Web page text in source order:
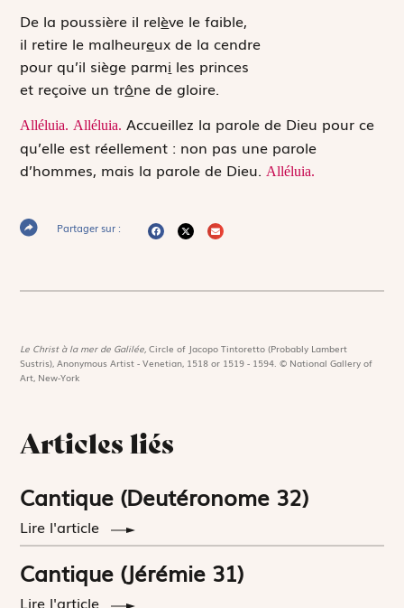
De la poussière il relève le faible,
il retire le malheureux de la cendre
pour qu’il siège parmi les princes
et reçoive un trône de gloire.
Alléluia. Alléluia. Accueillez la parole de Dieu pour ce
qu’elle est réellement : non pas une parole
d’hommes, mais la parole de Dieu.Alléluia.
Partager sur :
Le Christ à la mer de Galilée,Circle of Jacopo Tintoretto (Probably Lambert
Sustris), Anonymous Artist - Venetian, 1518 or 1519 - 1594. © National Gallery of
Art, New-York
Articles liés
Cantique (Deutéronome 32)
Lire l'article
Cantique (Jérémie 31)
Lire l'article